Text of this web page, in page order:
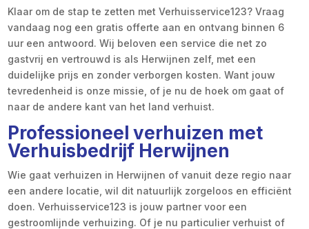
Klaar om de stap te zetten met Verhuisservice123? Vraag
vandaag nog een gratis offerte aan en ontvang binnen 6
uur een antwoord. Wij beloven een service die net zo
gastvrij en vertrouwd is als Herwijnen zelf, met een
duidelijke prijs en zonder verborgen kosten. Want jouw
tevredenheid is onze missie, of je nu de hoek om gaat of
naar de andere kant van het land verhuist.
Professioneel verhuizen met
Verhuisbedrijf Herwijnen
Wie gaat verhuizen in Herwijnen of vanuit deze regio naar
een andere locatie, wil dit natuurlijk zorgeloos en efficiënt
doen. Verhuisservice123 is jouw partner voor een
gestroomlijnde verhuizing. Of je nu particulier verhuist of